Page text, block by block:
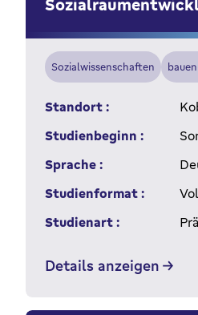
Sozialwissenschaften
Standort :
Studienbeginn :
Sprache :
Studienformat :
Studienart :
Details anzeigen